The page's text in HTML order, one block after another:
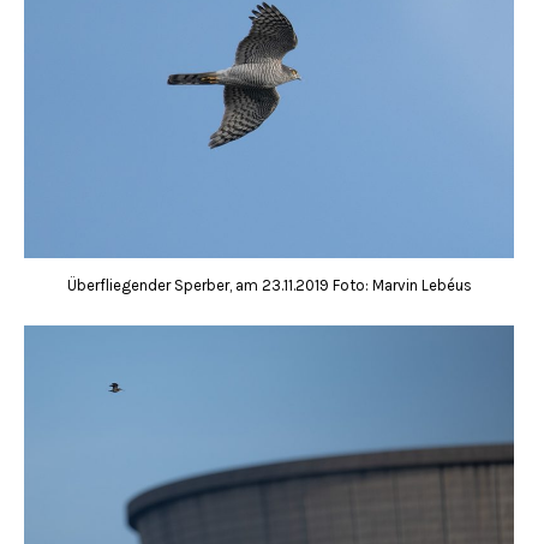
Überfliegender Sperber, am 23.11.2019 Foto: Marvin Lebéus